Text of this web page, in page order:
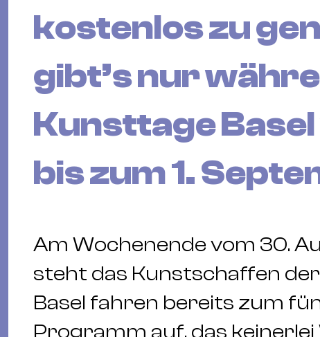
kostenlos zu
gibt’s nur
Kunsttage
bis zum 1.
Am Wochenende vom 30.
steht das Kunstschaffen
Basel fahren bereits zum
Programm auf, das